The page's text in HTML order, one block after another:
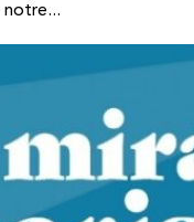
notre...